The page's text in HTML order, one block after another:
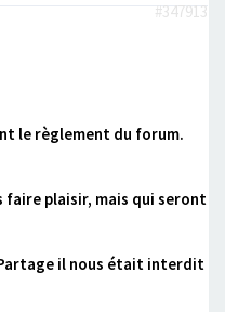
#347913
le règlement du forum.
faire plaisir, mais qui seront
il nous était interdit